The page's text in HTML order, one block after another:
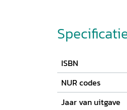
geïllustreerde
onderdeel van de
techniek worden
fabrikanten voor
ontwikkeling van
de menselijke
ISBN
NUR codes
Jaar van uitgave